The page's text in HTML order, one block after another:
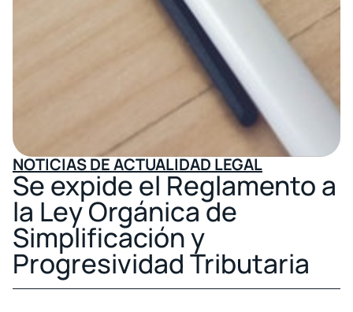
NOTICIAS DE ACTUALIDAD LEGAL
Se expide el Reglamento a
la Ley Orgánica de
Simplificación y
Progresividad Tributaria